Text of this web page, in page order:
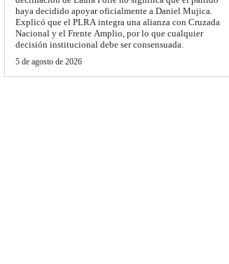
haya decidido apoyar oficialmente a Daniel Mujica.
Explicó que el PLRA integra una alianza con Cruzada
Nacional y el Frente Amplio, por lo que cualquier
decisión institucional debe ser consensuada.
5 de agosto de 2026